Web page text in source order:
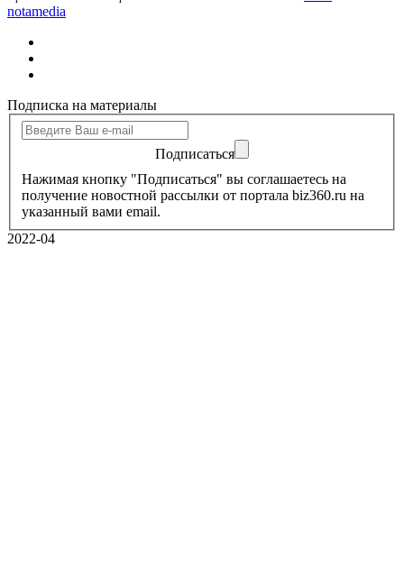
notamedia
Подписка на материалы
Подписаться
Нажимая кнопку "Подписаться" вы соглашаетесь на
получение новостной рассылки от портала biz360.ru на
указанный вами email.
2022-04